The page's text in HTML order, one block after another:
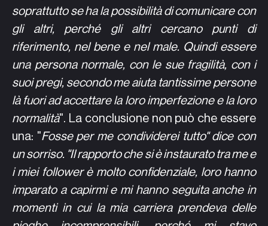
soprattutto se ha la possibilità di comunicare con
gli altri, perché gli altri cercano punti di
riferimento, nel bene e nel male. Quindi essere
una persona normale, con le sue fragilità, con i
suoi pregi, secondo me aiuta tantissime persone
là fuori ad accettare la loro imperfezione e la loro
normalità". La conclusione non può che essere
una: "Fosse per me condividerei tutto" dice con
un sorriso. "Il rapporto che si è instaurato tra me e
i miei follower è molto confidenziale, loro hanno
imparato a capirmi e mi hanno seguita anche in
momenti in cui la mia carriera prendeva delle